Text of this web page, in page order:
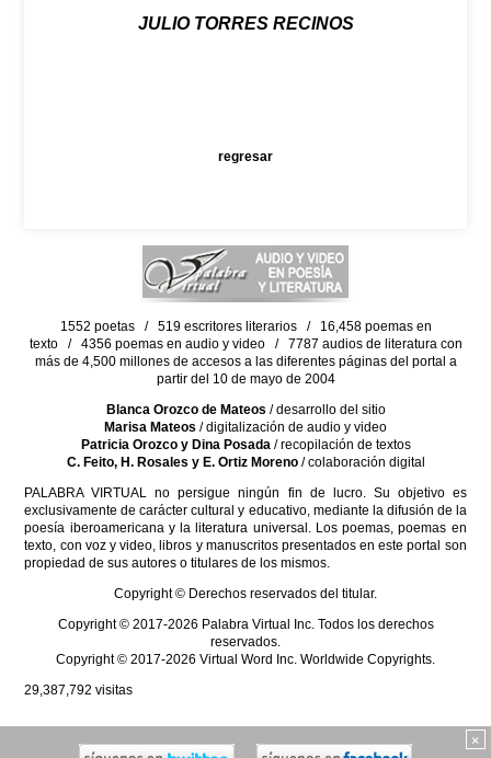
JULIO TORRES RECINOS
regresar
×
1552 poetas / 519 escritores literarios / 16,458 poemas en
texto / 4356 poemas en audio y video / 7787 audios de literatura con
más de 4,500 millones de accesos a las diferentes páginas del portal a
partir del 10 de mayo de 2004
Blanca Orozco de Mateos / desarrollo del sitio
Marisa Mateos / digitalización de audio y video
Patricia Orozco y Dina Posada/ recopilación de textos
C. Feito, H. Rosales y E. Ortiz Moreno/ colaboración digital
PALABRA VIRTUAL no persigue ningún fin de lucro. Su objetivo es
exclusivamente de carácter cultural y educativo, mediante la difusión de la
poesía iberoamericana y la literatura universal. Los poemas, poemas en
texto, con voz y video, libros y manuscritos presentados en este portal son
propiedad de sus autores o titulares de los mismos.
Copyright © Derechos reservados del titular.
Copyright © 2017-2026 Palabra Virtual Inc. Todos los derechos
reservados.
Copyright © 2017-2026 Virtual Word Inc. Worldwide Copyrights.
29,387,792 visitas